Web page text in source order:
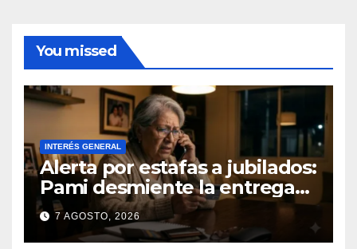
You missed
INTERÉS GENERAL
Alerta por estafas a jubilados:
Pami desmiente la entrega
gratuita de computadoras
7 AGOSTO, 2026